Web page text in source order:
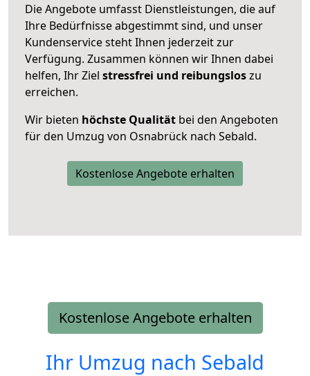
Die Angebote umfasst Dienstleistungen, die auf
Ihre Bedürfnisse abgestimmt sind, und unser
Kundenservice steht Ihnen jederzeit zur
Verfügung. Zusammen können wir Ihnen dabei
helfen, Ihr Ziel stressfrei und reibungsloszu
erreichen.
Wir bieten höchste Qualität bei den Angeboten
für den Umzug von Osnabrück nach Sebald.
Kostenlose Angebote erhalten
Kostenlose Angebote erhalten
Ihr Umzug nach Sebald